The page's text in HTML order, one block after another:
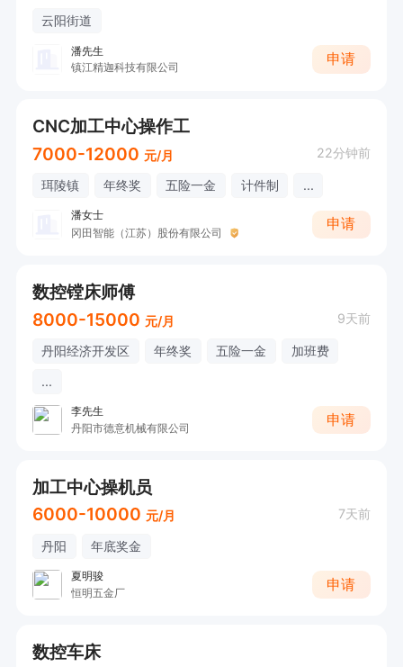
云阳街道
潘先生
镇江精迦科技有限公司
申请
CNC加工中心操作工
7000-12000 元/月 22分钟前
珥陵镇 年终奖 五险一金 计件制 ...
潘女士
冈田智能（江苏）股份有限公司
申请
数控镗床师傅
8000-15000 元/月 9天前
丹阳经济开发区 年终奖 五险一金
加班费
...
李先生
丹阳市德意机械有限公司
申请
加工中心操机员
6000-10000 元/月 7天前
丹阳 年底奖金
夏明骏
恒明五金厂
申请
数控车床